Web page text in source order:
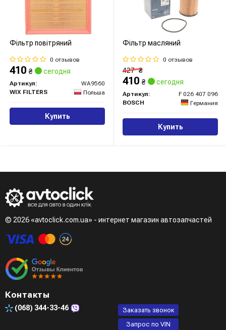
Фільтр повітряний
0 отзывов
410 ₴ сегодня
Артикул:
WA9560
WIX FILTERS
Польша
Купить
Фільтр масляний
0 отзывов
427₴
410 ₴ сегодня
Артикул:
F 026 407 096
BOSCH
Германия
Купить
© 2026 «avtoclick.com.ua» - интернет магазин автозапчастей
Контакты
(068) 344-33-46
Заказать звонок
Запрос по VIN